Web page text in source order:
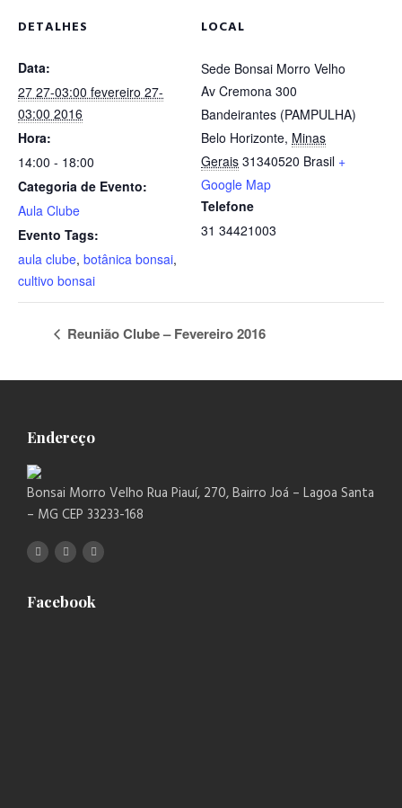
DETALHES
Data:
27 27-03:00 fevereiro 27-
03:00 2016
Hora:
14:00 - 18:00
Categoria de Evento:
Aula Clube
Evento Tags:
aula clube, botânica bonsai,
cultivo bonsai
LOCAL
Sede Bonsai Morro Velho
Av Cremona 300
Bandeirantes (PAMPULHA)
Belo Horizonte, Minas
Gerais 31340520 Brasil +
Google Map
Telefone
31 34421003
Reunião Clube – Fevereiro 2016
Endereço
Bonsai Morro Velho Rua Piauí, 270, Bairro Joá – Lagoa Santa
– MG CEP 33233-168
Facebook